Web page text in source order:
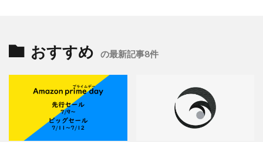
おすすめ の最新記事8件